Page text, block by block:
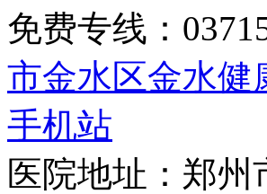
免费专线：
市金水区金水健
手机站
医院地址：郑